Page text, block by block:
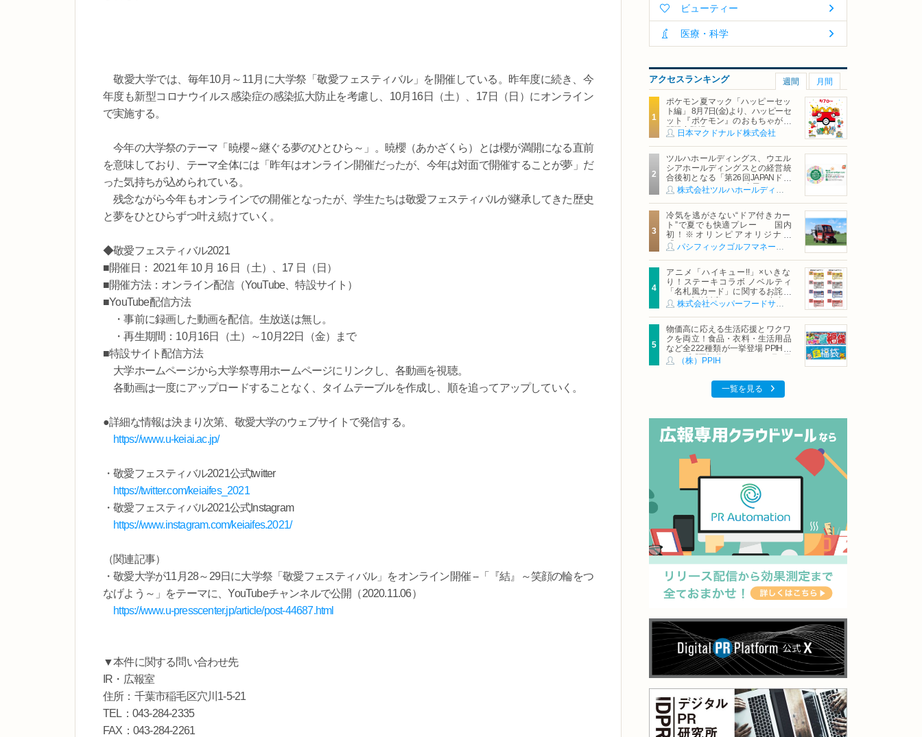
敬愛大学では、毎年10月～11月に大学祭「敬愛フェスティバル」を開催している。昨年度に続き、今
年度も新型コロナウイルス感染症の感染拡大防止を考慮し、10月16日（土）、17日（日）にオンライン
で実施する。
今年の大学祭のテーマ「暁櫻～継ぐる夢のひとひら～」。暁櫻（あかざくら）とは櫻が満開になる直前
を意味しており、テーマ全体には「昨年はオンライン開催だったが、今年は対面で開催することが夢」だ
った気持ちが込められている。
残念ながら今年もオンラインでの開催となったが、学生たちは敬愛フェスティバルが継承してきた歴史
と夢をひとひらずつ叶え続けていく。
◆敬愛フェスティバル2021
■開催日： 2021 年 10 月 16 日（土）、17 日（日）
■開催方法：オンライン配信（YouTube、特設サイト）
■YouTube配信方法
・事前に録画した動画を配信。生放送は無し。
・再生期間：10月16日（土）～10月22日（金）まで
■特設サイト配信方法
大学ホームページから大学祭専用ホームページにリンクし、各動画を視聴。
各動画は一度にアップロードすることなく、タイムテーブルを作成し、順を追ってアップしていく。
●詳細な情報は決まり次第、敬愛大学のウェブサイトで発信する。
https://www.u-keiai.ac.jp/
・敬愛フェスティバル2021公式twitter
https://twitter.com/keiaifes_2021
・敬愛フェスティバル2021公式Instagram
https://www.instagram.com/keiaifes.2021/
（関連記事）
・敬愛大学が11月28～29日に大学祭「敬愛フェスティバル」をオンライン開催 --「『結』～笑顔の輪をつ
なげよう～」をテーマに、YouTubeチャンネルで公開（2020.11.06）
https://www.u-presscenter.jp/article/post-44687.html
▼本件に関する問い合わせ先
IR・広報室
住所：千葉市稲毛区穴川1-5-21
TEL：043-284-2335
FAX：043-284-2261
ビューティー
医療・科学
アクセスランキング 週間 月間
ポケモン夏マック「ハッピーセッ
ト編」 8月7日(金)より、ハッピーセ
ット『ポケモン』のおもちゃが期
間限定登場
日本マクドナルド株式会社
ツルハホールディングス、ウエル
シアホールディングスとの経営統
合後初となる「第26回JAPANドラ
ッグストアショー」に出展
冷気を逃がさない“ドア付きカー
ト”で夏でも快適プレー 国内
初！※オリンピアオリジナル
「AirCon Cart（エアコンカー
ト）」導入 | ＰＧＭ
アニメ「ハイキュー!!」×いきな
り！ステーキコラボ ノベルティ
「名札風カード」に関するお詫び
および交換対応についてのご案内
物価高に応える生活応援とワクワ
クを両立！食品・衣料・生活用品
など全222種類が一挙登場 PPIHグ
ループ「夏福袋」＆セール 8月6日
(木)より順次スタート
（株）PPIH
一覧を見る